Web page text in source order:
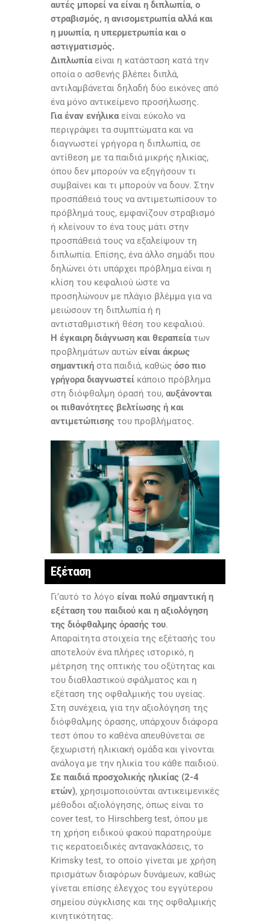
αυτές μπορεί να είναι η διπλωπία, ο
στραβισμός, η ανισομετρωπία αλλά και
η μυωπία, η υπερμετρωπία και ο
αστιγματισμός.
Διπλωπίαείναι η κατάσταση κατά την
οποία ο ασθενής βλέπει διπλά,
αντιλαμβάνεται δηλαδή δύο εικόνες από
ένα μόνο αντικείμενο προσήλωσης.
Για έναν ενήλικαείναι εύκολο να
περιγράψει τα συμπτώματα και να
διαγνωστεί γρήγορα η διπλωπία, σε
αντίθεση με τα παιδιά μικρής ηλικίας,
όπου δεν μπορούν να εξηγήσουν τι
συμβαίνει και τι μπορούν να δουν. Στην
προσπάθειά τους να αντιμετωπίσουν το
πρόβλημά τους, εμφανίζουν στραβισμό
ή κλείνουν το ένα τους μάτι στην
προσπάθειά τους να εξαλείψουν τη
διπλωπία. Επίσης, ένα άλλο σημάδι που
δηλώνει ότι υπάρχει πρόβλημα είναι η
κλίση του κεφαλιού ώστε να
προσηλώνουν με πλάγιο βλέμμα για να
μειώσουν τη διπλωπία ή η
αντισταθμιστική θέση του κεφαλιού.
Η έγκαιρη διάγνωση και θεραπείατων
προβλημάτων αυτών είναι άκρως
σημαντική στα παιδιά, καθώς όσο πιο
γρήγορα διαγνωστεί κάποιο πρόβλημα
στη διόφθαλμη όρασή του, αυξάνονται
οι πιθανότητες βελτίωσης ή και
αντιμετώπισης του προβλήματος.
Εξέταση
Γι’αυτό το λόγο είναι πολύ σημαντική η
εξέταση του παιδιού και η αξιολόγηση
της διόφθαλμης όρασής του.
Απαραίτητα στοιχεία της εξέτασής του
αποτελούν ένα πλήρες ιστορικό, η
μέτρηση της οπτικής του οξύτητας και
του διαθλαστικού σφάλματος και η
εξέταση της οφθαλμικής του υγείας.
Στη συνέχεια, για την αξιολόγηση της
διόφθαλμης όρασης, υπάρχουν διάφορα
τεστ όπου το καθένα απευθύνεται σε
ξεχωριστή ηλικιακή ομάδα και γίνονται
ανάλογα με την ηλικία του κάθε παιδιού.
Σε παιδιά προσχολικής ηλικίας (2-4
ετών), χρησιμοποιούνται αντικειμενικές
μέθοδοι αξιολόγησης, όπως είναι το
cover test, το Hirschberg test, όπου με
τη χρήση ειδικού φακού παρατηρούμε
τις κερατοειδικές αντανακλάσεις, το
Krimsky test, το οποίο γίνεται με χρήση
πρισμάτων διαφόρων δυνάμεων, καθώς
γίνεται επίσης έλεγχος του εγγύτερου
σημείου σύγκλισης και της οφθαλμικής
κινητικότητας.